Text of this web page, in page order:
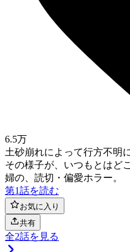
6.5万
土砂崩れによって行方不明
その様子が、いつもとはど
婦の、読切・偏愛ホラー。
第1話を読む
お気に入り
共有
全2話を見る